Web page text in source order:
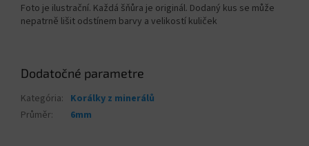
Foto je ilustrační. Každá šňůra je originál. Dodaný kus se může
nepatrně lišit odstínem barvy a velikostí kuliček
Dodatočné parametre
Kategória: Korálky z minerálů
Průměr: 6mm